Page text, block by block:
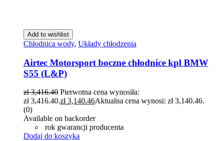
Add to wishlist
Chłodnica wody, Układy chłodzenia
Airtec Motorsport boczne chłodnice kpl BMW
S55 (L&P)
zł3,416.40 Pierwotna cena wynosiła:
zł 3,416.40.zł3,140.46Aktualna cena wynosi: zł 3,140.46.
(0)
Available on backorder
rok gwarancji producenta
Dodaj do koszyka